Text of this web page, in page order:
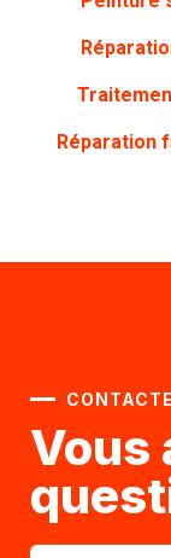
Réparation
Vous